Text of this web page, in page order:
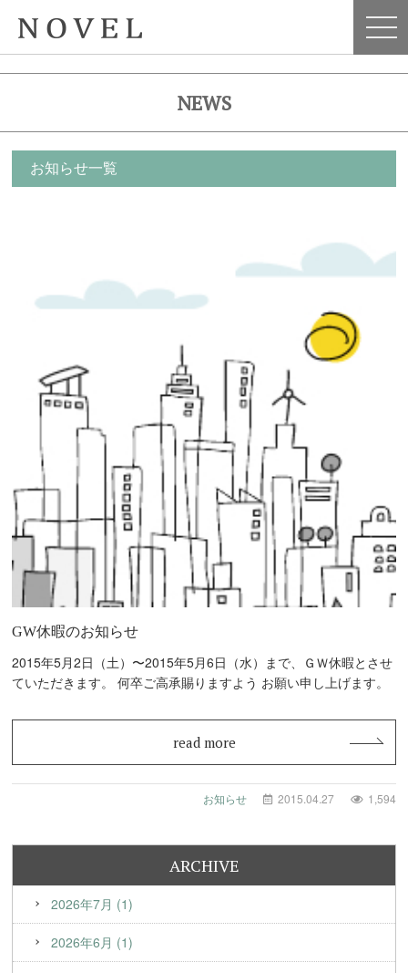
NEWS
お知らせ一覧
GW休暇のお知らせ
2015年5月2日（土）〜2015年5月6日（水）まで、ＧＷ休暇とさせ
ていただきます。 何卒ご高承賜りますよう お願い申し上げます。
read more
お知らせ 2015.04.27 1,594
ARCHIVE
2026年7月 (1)
2026年6月 (1)